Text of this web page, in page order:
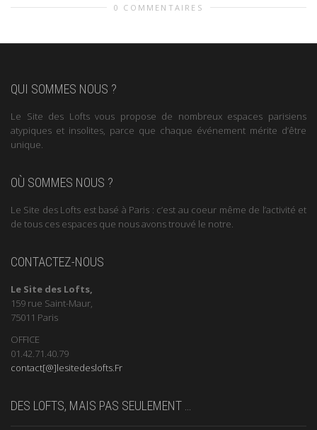
0 COMMENTAIRES
QUI SOMMES NOUS ?
Le Site des Lofts vous propose de nombreux espaces parisiens
atypiques et insolites, parce que chaque événement mérite d’être
unique.
OÙ SOMMES NOUS ?
Le Site des Lofts est basé à Paris : c’est au coeur même de l’activité et
de tous ces espaces que nous avons trouvé le notre.
CONTACTEZ-NOUS
Le Site des Lofts,
159 rue Saint-Maur,
75011 Paris
OFFICE
01.42.71.40.79
contact[@]lesitedeslofts.Fr
DES LOFTS, MAIS PAS SEULEMENT …